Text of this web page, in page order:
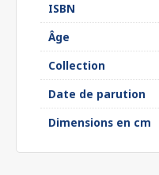
ISBN
Âge
Collection
Date de parution
Dimensions en cm